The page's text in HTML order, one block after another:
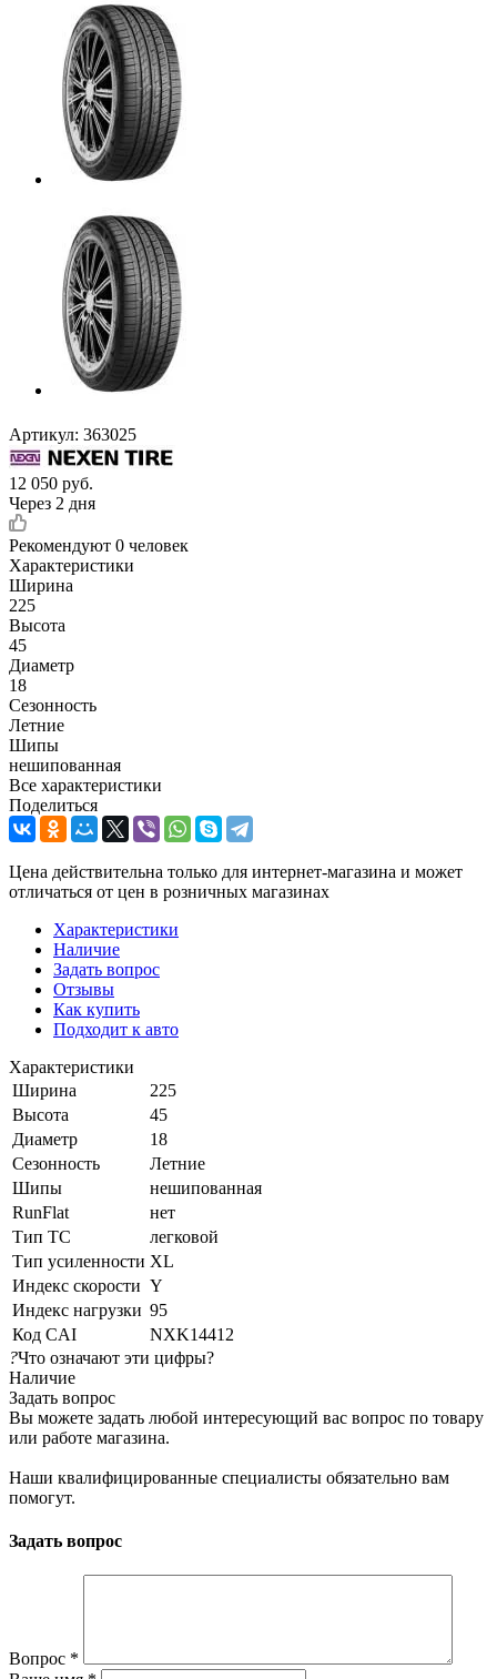
Артикул: 363025
12 050 руб.
Через 2 дня
Рекомендуют 0 человек
Характеристики
Ширина
225
Высота
45
Диаметр
18
Сезонность
Летние
Шипы
нешипованная
Все характеристики
Поделиться
Цена действительна только для интернет-магазина и может
отличаться от цен в розничных магазинах
Характеристики
Наличие
Задать вопрос
Отзывы
Как купить
Подходит к авто
Характеристики
Ширина
225
Высота
45
Диаметр
18
Сезонность
Летние
Шипы
нешипованная
RunFlat
нет
Тип ТС
легковой
Тип усиленности XL
Индекс скорости Y
Индекс нагрузки 95
Код CAI
NXK14412
?Что означают эти цифры?
Наличие
Задать вопрос
Вы можете задать любой интересующий вас вопрос по товару
или работе магазина.
Наши квалифицированные специалисты обязательно вам
помогут.
Задать вопрос
Вопрос *